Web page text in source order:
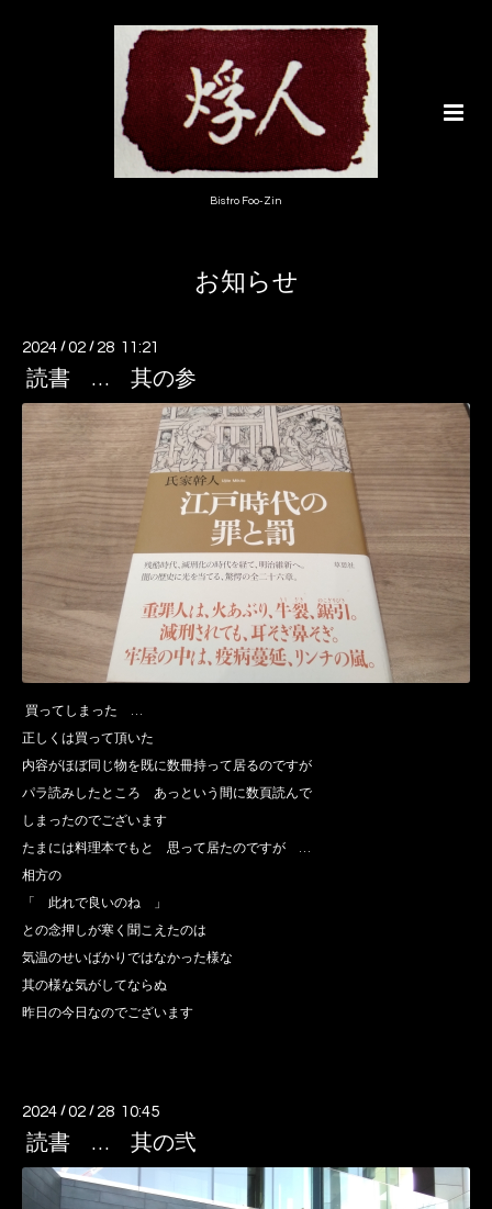
Bistro Foo-Zin
お知らせ
2024 /02 / 28 11:21
読書 … 其の参
買ってしまった …
正しくは買って頂いた
内容がほぼ同じ物を既に数冊持って居るのですが
パラ読みしたところ あっという間に数頁読んで
しまったのでございます
たまには料理本でもと 思って居たのですが …
相方の
「 此れで良いのね 」
との念押しが寒く聞こえたのは
気温のせいばかりではなかった様な
其の様な気がしてならぬ
昨日の今日なのでございます
2024 /02 / 28 10:45
読書 … 其の弐